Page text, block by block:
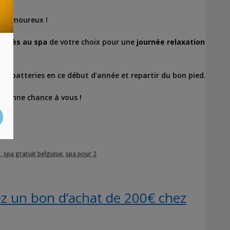
amoureux !
au spa de votre choix pour une journée relaxation
batteries en ce début d’année et repartir du bon pied.
. Bonne chance à vous !
,spa gratuit belgique,spa pour 2
bon d’achat de 200€ chez